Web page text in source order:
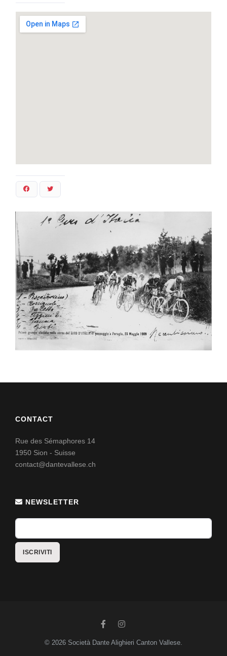
CONTACT
Rue des Sémaphores 14
1950 Sion - Suisse
contact@dantevallese.ch
NEWSLETTER
© 2026 Società Dante Alighieri Canton Vallese.